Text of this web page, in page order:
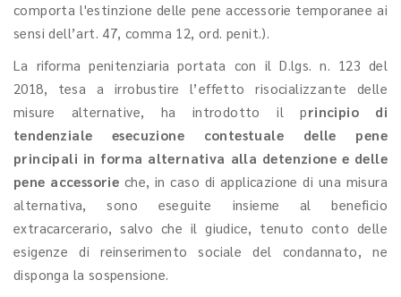
comporta l'estinzione delle pene accessorie temporanee ai
sensi dell’art. 47, comma 12, ord. penit.).
La riforma penitenziaria portata con il D.lgs. n. 123 del
2018, tesa a irrobustire l’effetto risocializzante delle
misure alternative, ha introdotto il principio di
tendenziale esecuzione contestuale delle pene
principali in forma alternativa alla detenzione e delle
pene accessorie che, in caso di applicazione di una misura
alternativa, sono eseguite insieme al beneficio
extracarcerario, salvo che il giudice, tenuto conto delle
esigenze di reinserimento sociale del condannato, ne
disponga la sospensione.